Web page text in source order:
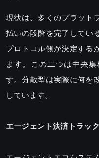
現状は、多くのプラット
払いの段階を完了してい
プロトコル側が決定する
ます。この二つは中央
す。分散型は実際に何を
しています。
エージェント決済トラッ